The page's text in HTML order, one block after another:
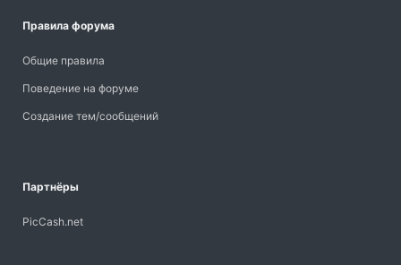
Правила форума
Общие правила
Поведение на форуме
Создание тем/сообщений
Партнёры
PicCash.net